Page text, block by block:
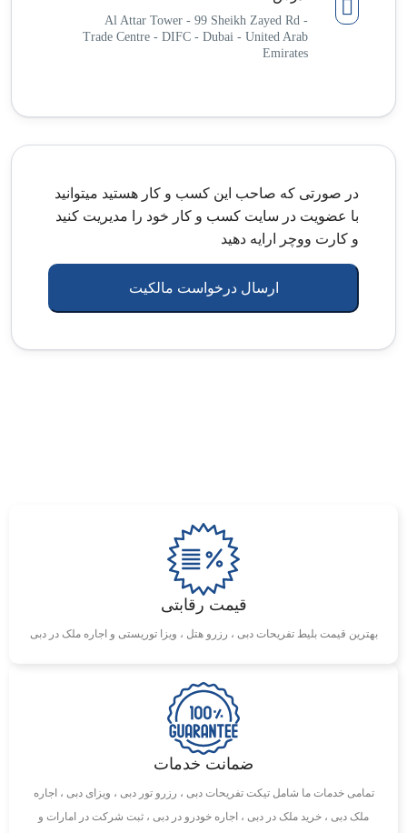
Al Attar Tower - 99 Sheikh Zayed Rd -
Trade Centre - DIFC - Dubai - United Arab
Emirates
در صورتی که صاحب این کسب و کار هستید میتوانید
با عضویت در سایت کسب و کار خود را مدیریت کنید
و کارت ووچر ارایه دهید
ارسال درخواست مالکیت
قیمت رقابتی
بهترین قیمت بلیط تفریحات دبی ، رزرو هتل ، ویزا توریستی و اجاره ملک در دبی
ضمانت خدمات
تمامی خدمات ما شامل تیکت تفریحات دبی ، رزرو تور دبی ، ویزای دبی ، اجاره
ملک دبی ، خرید ملک در دبی ، اجاره خودرو در دبی ، ثبت شرکت در امارات و